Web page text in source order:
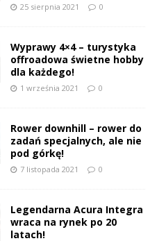
25 sierpnia 2021 0
Wyprawy 4×4 – turystyka
offroadowa świetne hobby
dla każdego!
1 września 2021 0
Rower downhill – rower do
zadań specjalnych, ale nie
pod górkę!
7 listopada 2021 0
Legendarna Acura Integra
wraca na rynek po 20
latach!